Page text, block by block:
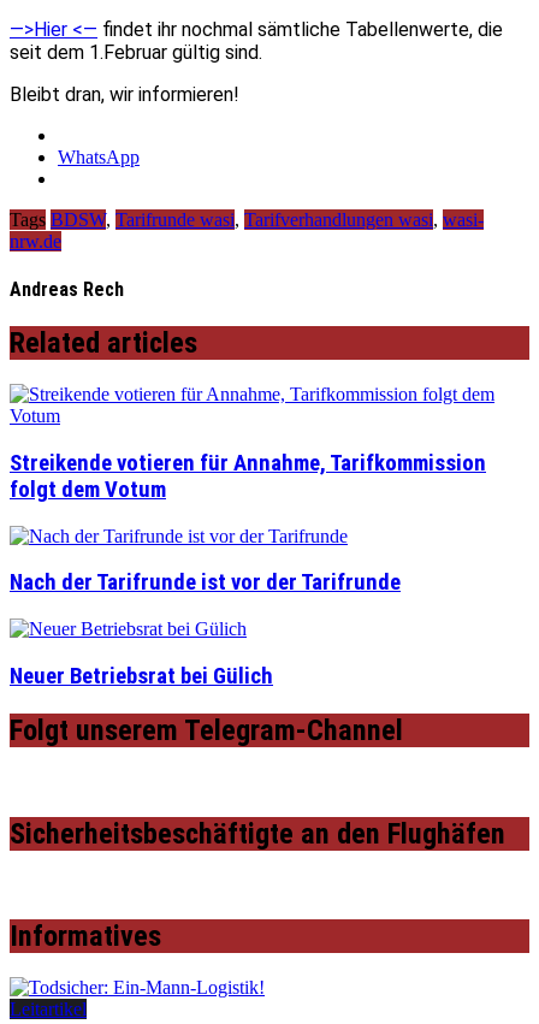
—>Hier <— findet ihr nochmal sämtliche Tabellenwerte, die
seit dem 1.Februar gültig sind.
Bleibt dran, wir informieren!
WhatsApp
Tags BDSW, Tarifrunde wasi, Tarifverhandlungen wasi, wasi-
nrw.de
Andreas Rech
Related articles
Streikende votieren für Annahme, Tarifkommission
folgt dem Votum
Nach der Tarifrunde ist vor der Tarifrunde
Neuer Betriebsrat bei Gülich
Folgt unserem Telegram-Channel
Sicherheitsbeschäftigte an den Flughäfen
Informatives
Leitartikel